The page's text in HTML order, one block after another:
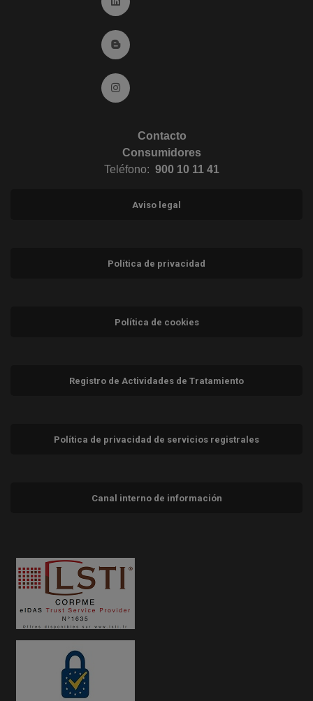
Ir al Blog (abre en ventana nueva)
Ir a Instagram (abre en ventana nueva)
Contacto
Consumidores
Teléfono: 900 10 11 41
Aviso legal
Política de privacidad
Política de cookies
Registro de Actividades de Tratamiento
Política de privacidad de servicios registrales
Canal interno de información